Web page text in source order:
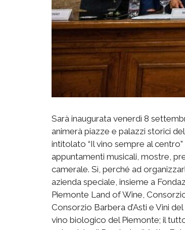
Sarà inaugurata venerdì 8
animerà piazze e palazzi storici
intitolato “Il vino sempre al
appuntamenti musicali, mostre,
camerale. Sì, perché ad
azienda speciale, insieme a
Piemonte Land of Wine,
Consorzio Barbera d’Asti e Vini
vino biologico del Piemonte; il